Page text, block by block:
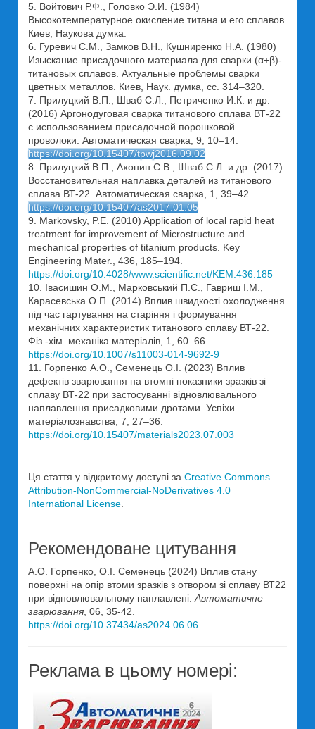
5. Войтович Р.Ф., Головко Э.И. (1984)
Высокотемпературное окисление титана и его сплавов.
Киев, Наукова думка.
6. Гуревич С.М., Замков В.Н., Кушниренко Н.А. (1980)
Изыскание присадочного материала для сварки (α+β)-
титановых сплавов. Актуальные проблемы сварки
цветных металлов. Киев, Наук. думка, сс. 314–320.
7. Прилуцкий В.П., Шваб С.Л., Петриченко И.К. и др.
(2016) Аргонодуговая сварка титанового сплава ВТ-22
с использованием присадочной порошковой
проволоки. Автоматическая сварка, 9, 10–14.
https://doi.org/10.15407/tpwj2016.09.02
8. Прилуцкий В.П., Ахонин С.В., Шваб С.Л. и др. (2017)
Восстановительная наплавка деталей из титанового
сплава ВТ-22. Автоматическая сварка, 1, 39–42.
https://doi.org/10.15407/as2017.01.05
9. Markovsky, P.E. (2010) Application of local rapid heat
treatment for improvement of Microstructure and
mechanical properties of titanium products. Key
Engineering Mater., 436, 185–194.
https://doi.org/10.4028/www.scientific.net/KEM.436.185
10. Івасишин О.М., Марковський П.Є., Гавриш І.М.,
Карасевська О.П. (2014) Вплив швидкості охолодження
під час гартування на старіння і формування
механічних характеристик титанового сплаву ВТ-22.
Фіз.-хім. механіка матеріалів, 1, 60–66.
https://doi.org/10.1007/s11003-014-9692-9
11. Горпенко А.О., Семенець О.І. (2023) Вплив
дефектів зварювання на втомні показники зразків зі
сплаву ВТ-22 при застосуванні відновлювального
наплавлення присадковими дротами. Успіхи
матеріалознавства, 7, 27–36.
https://doi.org/10.15407/materials2023.07.003
Ця стаття у відкритому доступі за Creative Commons
Attribution-NonCommercial-NoDerivatives 4.0
International License
Рекомендоване цитування
А.О. Горпенко, О.І. Семенець (2024) Вплив стану
поверхні на опір втоми зразків з отвором зі сплаву ВТ22
при відновлювальному наплавлені. Автоматичне
зварювання , 06, 35-42.
https://doi.org/10.37434/as2024.06.06
Реклама в цьому номері: